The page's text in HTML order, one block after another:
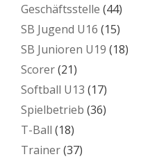
Geschäftsstelle (44)
SB Jugend U16 (15)
SB Junioren U19 (18)
Scorer(21)
Softball U13 (17)
Spielbetrieb (36)
T-Ball (18)
Trainer(37)